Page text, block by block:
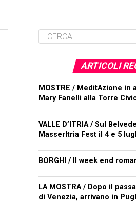
ARTICOLI
MOSTRE / MeditAzione in
Mary Fanelli alla Torre
VALLE D’ITRIA / Sul
MasserItria Fest il 4 e 5
BORGHI / Il week end
LA MOSTRA / Dopo il
di Venezia, arrivano in